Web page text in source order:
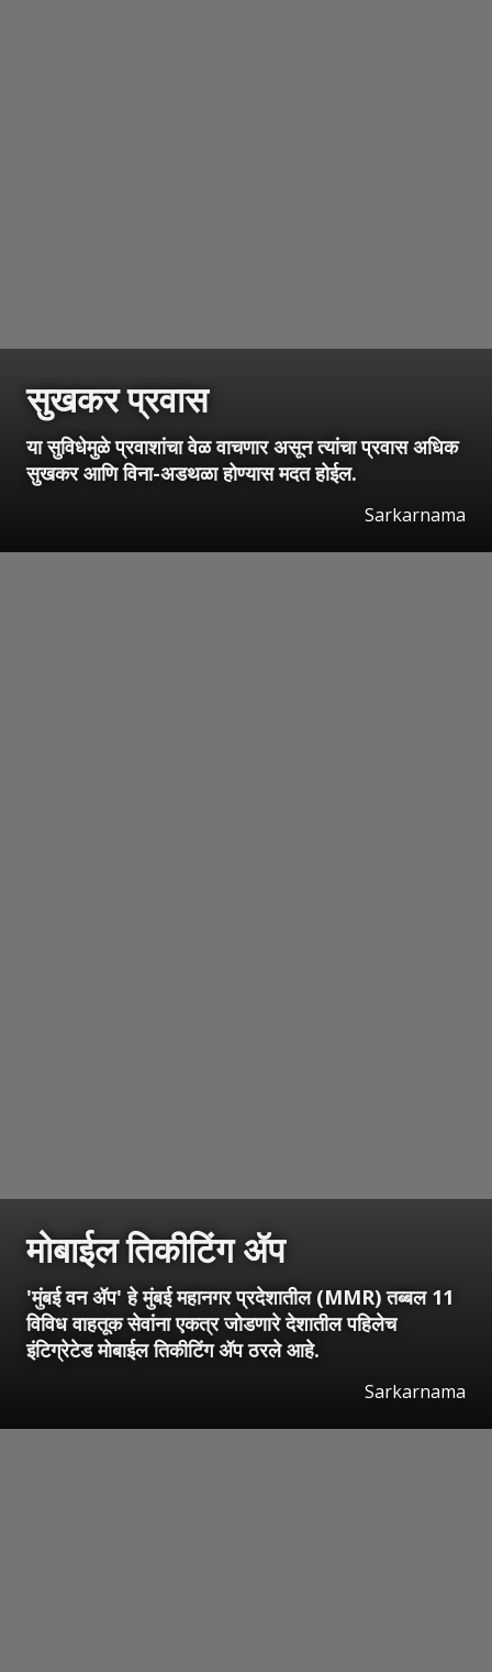
सुखकर प्रवास
या सुविधेमुळे प्रवाशांचा वेळ वाचणार असून त्यांचा प्रवास अधिक
सुखकर आणि विना-अडथळा होण्यास मदत होईल.
Sarkarnama
मोबाईल तिकीटिंग ॲप
'मुंबई वन ॲप' हे मुंबई महानगर प्रदेशातील (MMR) तब्बल 11
विविध वाहतूक सेवांना एकत्र जोडणारे देशातील पहिलेच
इंटिग्रेटेड मोबाईल तिकीटिंग ॲप ठरले आहे.
Sarkarnama